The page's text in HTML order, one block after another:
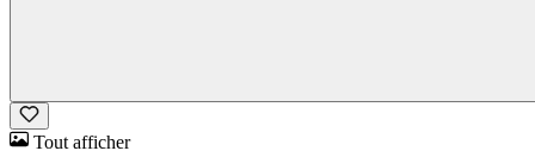
Tout afficher